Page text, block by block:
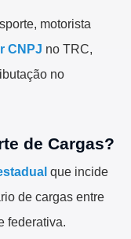
motorista
CNPJ no TRC,
no
de Cargas?
que incide
de cargas entre
federativa.